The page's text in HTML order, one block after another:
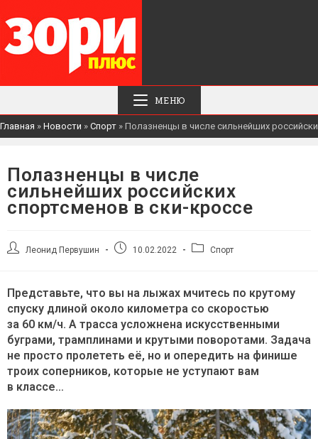
МЕНЮ
Главная » Новости » Спорт » Полазненцы в числе сильнейших
Полазненцы в числе
сильнейших российских
спортсменов в ски-кроссе
АвторЛеонид Первушин
Запись10.02.2022
Рубрика
Спорт
Представьте, что вы на лыжах мчитесь по крутому
спуску длиной около километра со скоростью
за 60 км/ч. А трасса усложнена искусственными
буграми, трамплинами и крутыми поворотами. Задача
не просто пролететь её, но и опередить на финише
троих соперников, которые не уступают вам
в классе…